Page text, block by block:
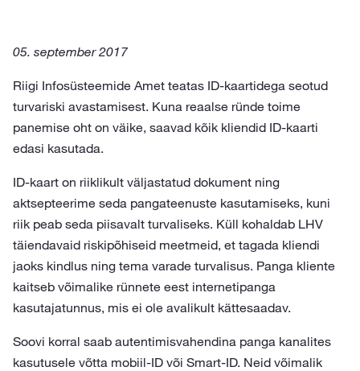
05. september 2017
Riigi Infosüsteemide Amet teatas ID-kaartidega seotud
turvariski avastamisest. Kuna reaalse ründe toime
panemise oht on väike, saavad kõik kliendid ID-kaarti
edasi kasutada.
ID-kaart on riiklikult väljastatud dokument ning
aktsepteerime seda pangateenuste kasutamiseks, kuni
riik peab seda piisavalt turvaliseks. Küll kohaldab LHV
täiendavaid riskipõhiseid meetmeid, et tagada kliendi
jaoks kindlus ning tema varade turvalisus. Panga kliente
kaitseb võimalike rünnete eest internetipanga
kasutajatunnus, mis ei ole avalikult kättesaadav.
Soovi korral saab autentimisvahendina panga kanalites
kasutusele võtta mobiil-ID või Smart-ID. Neid võimalik